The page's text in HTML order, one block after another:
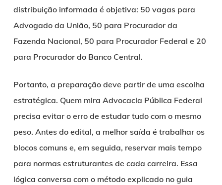
distribuição informada é objetiva: 50 vagas para
Advogado da União, 50 para Procurador da
Fazenda Nacional, 50 para Procurador Federal e 20
para Procurador do Banco Central.
Portanto, a preparação deve partir de uma escolha
estratégica. Quem mira Advocacia Pública Federal
precisa evitar o erro de estudar tudo com o mesmo
peso. Antes do edital, a melhor saída é trabalhar os
blocos comuns e, em seguida, reservar mais tempo
para normas estruturantes de cada carreira. Essa
lógica conversa com o método explicado no guia